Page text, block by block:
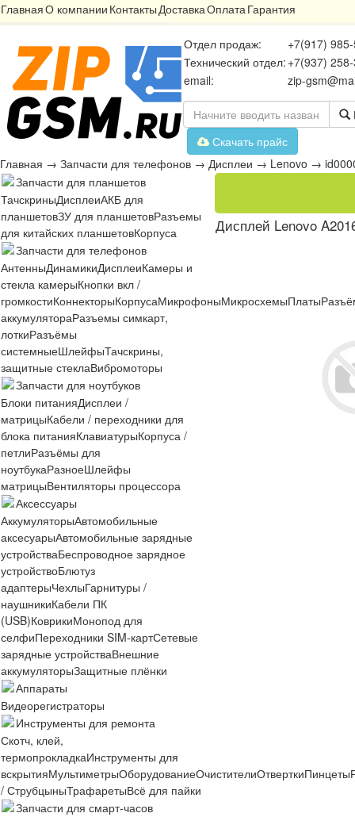
ГлавнаяО компании КонтактыДоставкаОплатаГарантия
Отдел продаж:
+7(917)
Технический отдел: +7(937)
email:
zip-
Скачать прайс
Главная → Запчасти для телефонов → Дисплеи → Lenovo →
Запчасти для планшетов
ТачскриныДисплеиАКБ для
планшетовЗУ для планшетовРазъемы
для китайских планшетовКорпуса
Запчасти для телефонов
АнтенныДинамикиДисплеиКамеры и
стекла камерыКнопки вкл /
громкостиКоннекторыКорпусаМикрофоныМикросхемыПлаты
аккумулятораРазъемы симкарт,
лоткиРазъёмы
системныеШлейфыТачскрины,
защитные стеклаВибромоторы
Запчасти для ноутбуков
Блоки питанияДисплеи /
матрицыКабели / переходники для
блока питанияКлавиатурыКорпуса /
петлиРазъёмы для
ноутбукаРазноеШлейфы
матрицыВентиляторы процессора
Аксессуары
АккумуляторыАвтомобильные
аксесуарыАвтомобильные зарядные
устройстваБеспроводное зарядное
устройствоБлютуз
адаптерыЧехлыГарнитуры /
наушникиКабели ПК
(USB)КоврикиМонопод для
селфиПереходники SIM-картСетевые
зарядные устройстваВнешние
аккумуляторыЗащитные плёнки
Аппараты
Видеорегистраторы
Инструменты для ремонта
Скотч, клей,
термопрокладкаИнструменты для
вскрытияМультиметрыОборудованиеОчистителиОтверткиПинцеты
/ СтрубцыныТрафаретыВсё для пайки
Запчасти для смарт-часов
Дисплей Lenovo